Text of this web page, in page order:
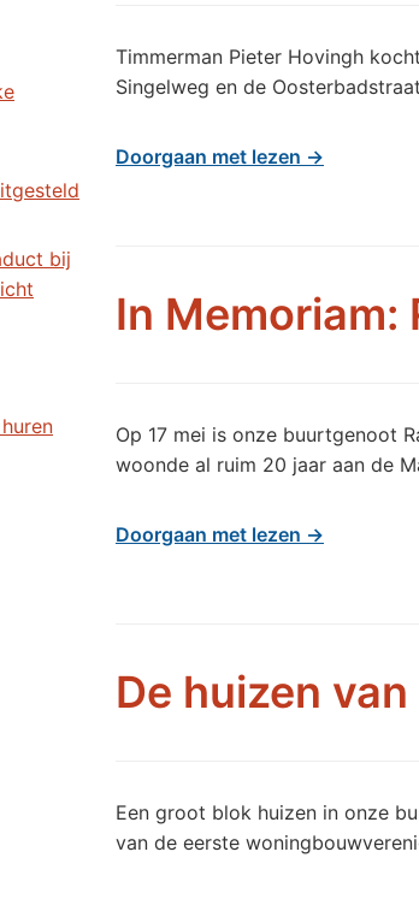
bij
Timmerman Pieter Hovingh
Singelweg en de
Doorgaan met lezen →
In Memoriam:
Op 17 mei is onze buurtgenoot
woonde al ruim 20 jaar aan de
Doorgaan met lezen →
De huizen
Een groot blok huizen in onze
van de eerste